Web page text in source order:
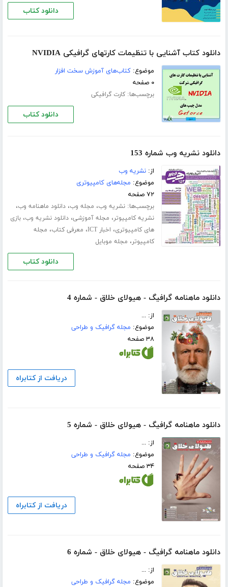
دانلود کتاب
دانلود کتاب آشنایی با تنظیمات کارتهای گرافیکی NVIDIA
موضوع:کتاب‌های آموزش سخت افزار
۰ صفحه
برچسب‌ها:کارت گرافیکی
دانلود کتاب
دانلود نشریه وب شماره 153
از:نشریه وب
موضوع: مجله‌های کامپیوتری
۷۲ صفحه
برچسب‌ها:نشریه وب، مجله وب،دانلود ماهنامه وب،
نشریه کامپیوتر، مجله آموزشی،دانلود نشریه وب،بازی
های کامپیوتری، اخبار ICT ، معرفی کتاب، مجله
کامپیوتر، مجله موبایل
دانلود کتاب
دانلود ماهنامه گرافیگ - هیولای خلاق - شماره 4
از: ...
موضوع: مجله گرافیک و طراحی
۳۸ صفحه
دریافت از کتابراه
دانلود ماهنامه گرافیگ - هیولای خلاق - شماره 5
از: ...
موضوع: مجله گرافیک و طراحی
۳۴ صفحه
دریافت از کتابراه
دانلود ماهنامه گرافیگ - هیولای خلاق - شماره 6
از: ...
موضوع: مجله گرافیک و طراحی